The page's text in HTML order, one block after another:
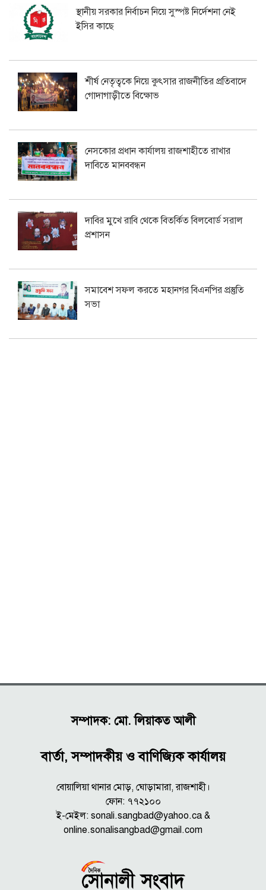
স্থানীয় সরকার নির্বাচন নিয়ে সুস্পষ্ট নির্দেশনা নেই
ইসির কাছে
শীর্ষ নেতৃত্বকে নিয়ে কুৎসার রাজনীতির প্রতিবাদে
গোদাগাড়ীতে বিক্ষোভ
নেসকোর প্রধান কার্যালয় রাজশাহীতে রাখার
দাবিতে মানববন্ধন
দাবির মুখে রাবি থেকে বিতর্কিত বিলবোর্ড সরাল
প্রশাসন
সমাবেশ সফল করতে মহানগর বিএনপির প্রস্তুতি
সভা
সম্পাদক: মো. লিয়াকত আলী
বার্তা, সম্পাদকীয় ও বাণিজ্যিক কার্যালয়
বোয়ালিয়া থানার মোড়, ঘোড়ামারা, রাজশাহী।
ফোন: ৭৭২১০০
ই-মেইল: sonali.sangbad@yahoo.ca &
online.sonalisangbad@gmail.com